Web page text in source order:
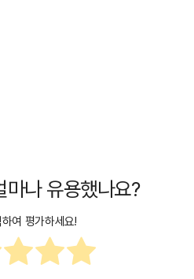
마나 유용했나요?
여 평가하세요!